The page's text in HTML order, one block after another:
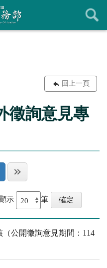
回上一頁
徵詢意見專
示 筆
公開徵詢意見期間：114